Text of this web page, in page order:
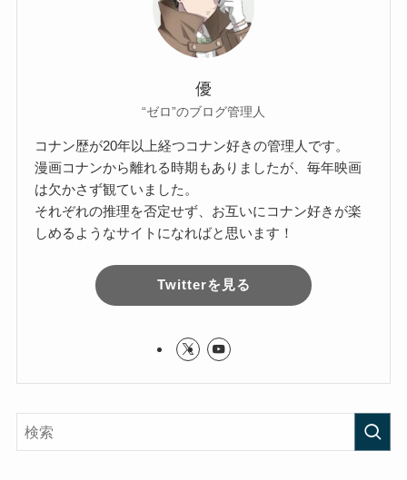
優
“ゼロ”のブログ管理人
コナン歴が20年以上経つコナン好きの管理人です。
漫画コナンから離れる時期もありましたが、毎年映画
は欠かさず観ていました。
それぞれの推理を否定せず、お互いにコナン好きが楽
しめるようなサイトになればと思います！
Twitterを見る